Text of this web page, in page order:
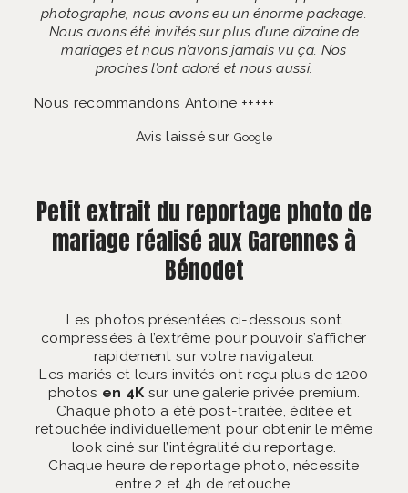
photographe, nous avons eu un énorme package.
Nous avons été invités sur plus d’une dizaine de
mariages et nous n’avons jamais vu ça. Nos
proches l’ont adoré et nous aussi.
Nous recommandons Antoine +++++
Avis laissé sur Google
Petit extrait du reportage photo de
mariage réalisé aux Garennes à
Bénodet
Les photos présentées ci-dessous sont
compressées à l’extrême pour pouvoir s’afficher
rapidement sur votre navigateur.
Les mariés et leurs invités ont reçu plus de 1200
photos en 4K sur une galerie privée premium.
Chaque photo a été post-traitée, éditée et
retouchée individuellement pour obtenir le même
look ciné sur l’intégralité du reportage.
Chaque heure de reportage photo, nécessite
entre 2 et 4h de retouche.